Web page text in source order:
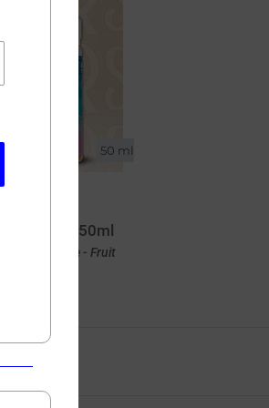
50 ml
Kolors 50ml
bleue - Fruit